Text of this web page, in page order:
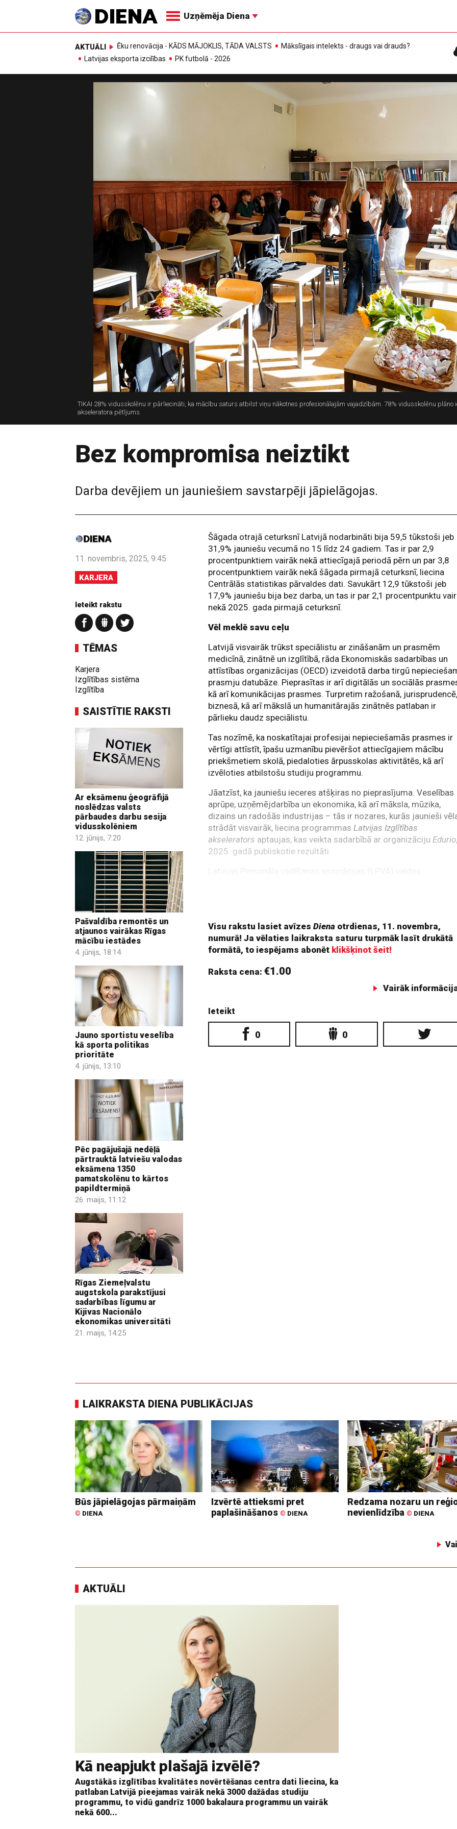
Uzņēmēja Diena
AKTUĀLI Ēku renovācija - KĀDS MĀJOKLIS, TĀDA VALSTS
Mākslīgais intelekts - draugs vai drauds?
Latvijas eksporta izcilības
PK futbolā - 2026
TIKAI 28% vidusskolēnu ir pārliecināti, ka mācību saturs atbilst viņu nākotnes profesionālajām vajadzībām. 78% vidusskolēnu
akseleratora pētījums.
Bez kompromisa neiztikt
Darba devējiem un jauniešiem savstarpēji jāpielāgojas.
11. novembris, 2025, 9:45
KARJERA
Ieteikt rakstu
TĒMAS
Karjera
Izglītības sistēma
Izglītība
SAISTĪTIE RAKSTI
Ar eksāmenu ģeogrāfijā
noslēdzas valsts
pārbaudes darbu sesija
vidusskolēniem
12. jūnijs, 7:20
Pašvaldība remontēs un
atjaunos vairākas Rīgas
mācību iestādes
4. jūnijs, 18:14
Jauno sportistu veselība
kā sporta politikas
prioritāte
4. jūnijs, 13:10
Pēc pagājušajā nedēļā
pārtrauktā latviešu valodas
eksāmena 1350
pamatskolēnu to kārtos
papildtermiņā
26. maijs, 11:12
Rīgas Ziemeļvalstu
augstskola parakstījusi
sadarbības līgumu ar
Kijivas Nacionālo
ekonomikas universitāti
21. maijs, 14:25
Šāgada otrajā ceturksnī Latvijā nodarbināti bija 59,5 tūkstoši jeb
31,9% jauniešu vecumā no 15 līdz 24 gadiem. Tas ir par 2,9
procentpunktiem vairāk nekā attiecīgajā periodā pērn un par 3,8
procentpunktiem vairāk nekā šāgada pirmajā ceturksnī, liecina
Centrālās statistikas pārvaldes dati. Savukārt 12,9 tūkstoši jeb
17,9% jauniešu bija bez darba, un tas ir par 2,1 procentpunktu
nekā 2025. gada pirmajā ceturksnī.
Vēl meklē savu ceļu
Latvijā visvairāk trūkst speciālistu ar zināšanām un prasmēm
medicīnā, zinātnē un izglītībā, rāda Ekonomiskās sadarbības un
attīstības organizācijas (OECD) izveidotā darba tirgū
prasmju datubāze. Pieprasītas ir arī digitālās un sociālās
kā arī komunikācijas prasmes. Turpretim ražošanā,
biznesā, kā arī mākslā un humanitārajās zinātnēs patlaban ir
pārlieku daudz speciālistu.
Tas nozīmē, ka noskatītajai profesijai nepieciešamās prasmes ir
vērtīgi attīstīt, īpašu uzmanību pievēršot attiecīgajiem mācību
priekšmetiem skolā, piedaloties ārpusskolas aktivitātēs, kā arī
izvēloties atbilstošu studiju programmu.
Jāatzīst, ka jauniešu ieceres atšķiras no pieprasījuma. Veselības
aprūpe, uzņēmējdarbība un ekonomika, kā arī māksla, mūzika,
dizains un radošās industrijas – tās ir nozares, kurās jaunieši
strādāt visvairāk, liecina programmasLatvijas Izglītības
akselerators aptaujas, kas veikta sadarbībā ar organizācijuEdurio
2025. gadā publiskotie rezultāti.
Visu rakstu lasiet avīzesDiena otrdienas, 11. novembra,
numurā! Ja vēlaties laikraksta saturu turpmāk lasīt drukātā
formātā, to iespējams abonēt klikšķinot šeit!
Raksta cena:€1.00
Vairāk
Ieteikt
0 0
LAIKRAKSTA DIENA PUBLIKĀCIJAS
Būs jāpielāgojas pārmaiņām
© DIENA
Izvērtē attieksmi pret
paplašināšanos © DIENA
Redzama nozaru un
nevienlīdzība © DIENA
AKTUĀLI
Kā neapjukt plašajā izvēlē?
Augstākās izglītības kvalitātes novērtēšanas centra dati liecina, ka
patlaban Latvijā pieejamas vairāk nekā 3000 dažādas studiju
programmu, to vidū gandrīz 1000 bakalaura programmu un vairāk
nekā 600...